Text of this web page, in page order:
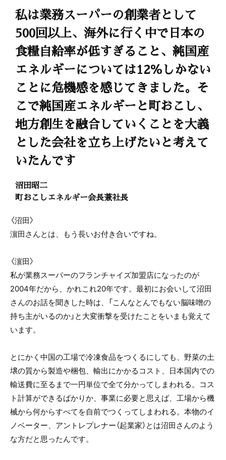
私は業務スーパーの創業者として
500回以上、海外に行く中で日本の
食糧自給率が低すぎること、純国産
エネルギーについては12％しかない
ことに危機感を感じてきました。そ
こで純国産エネルギーと町おこし、
地方創生を融合していくことを大義
とした会社を立ち上げたいと考えて
いたんです
沼田昭二
町おこしエネルギー会長兼社長
〈沼田〉
濵田さんとは、もう長いお付き合いですね。
〈濵田〉
私が業務スーパーのフランチャイズ加盟店になったのが
2004年だから、かれこれ20年です。最初にお会いして沼田
さんのお話を聞きした時は、「こんなとんでもない脳味噌の
持ち主がいるのか」と大変衝撃を受けたことをいまも覚えて
います。
とにかく中国の工場で冷凍食品をつくるにしても、野菜の土
壌の質から製造や梱包、輸出にかかるコスト、日本国内での
輸送費に至るまで一円単位で全て分かってしまわれる。コス
ト計算ができるばかりか、事業に必要と思えば、工場から機
械から何からすべてを自前でつくってしまわれる。本物のイ
ノベーター、アントレプレナー（起業家）とは沼田さんのよう
な方だと思ったんです。